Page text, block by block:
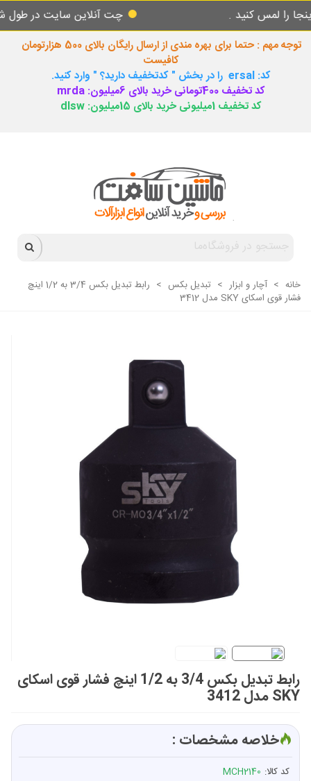
کنید . چت آنلاین سایت در طول شبانه
توجه مهم : حتما برای بهره مندی از ارسال رایگان بالای 500 هزارتومان
کافیست
کد: ersal را در بخش " کدتخفیف دارید؟ " وارد کنید.
کد تخفیف 400تومانی خرید بالای 6میلیون: mrda
کد تخفیف 1میلیونی خرید بالای 15میلیون: dlsw
خانه > آچار و ابزار > تبدیل بکس >
رابط تبدیل بکس 3/4 به 1/2 اینچ
فشار قوی اسکای SKY مدل 3412
رابط تبدیل بکس 3/4 به 1/2 اینچ فشار قوی اسکای
SKY مدل 3412
خلاصه مشخصات :
کد کالا: MCH2140